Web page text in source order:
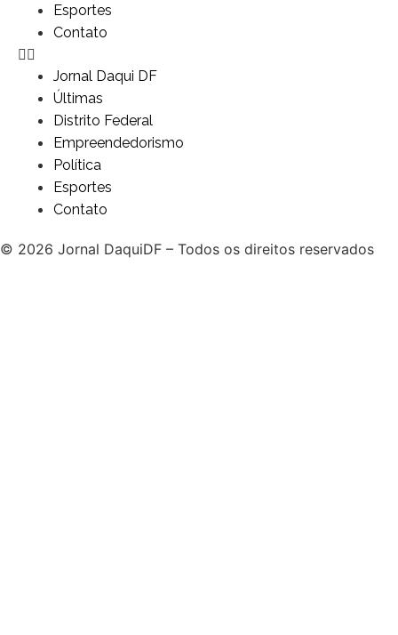
Esportes
Contato
Jornal Daqui DF
Últimas
Distrito Federal
Empreendedorismo
Política
Esportes
Contato
© 2026 Jornal DaquiDF – Todos os direitos reservados